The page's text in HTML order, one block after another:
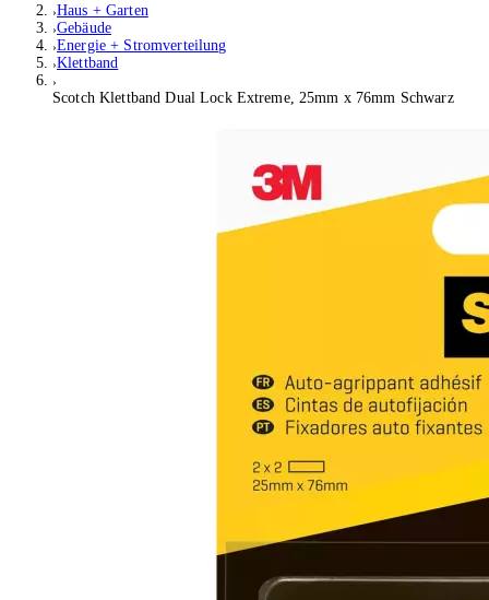
Haus + Garten
Gebäude
Energie + Stromverteilung
Klettband
Scotch Klettband Dual Lock Extreme, 25mm x 76mm Schwarz